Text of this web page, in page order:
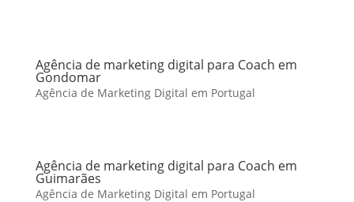
Agência de marketing digital para Coach em
Gondomar
Agência de Marketing Digital em Portugal
Agência de marketing digital para Coach em
Guimarães
Agência de Marketing Digital em Portugal